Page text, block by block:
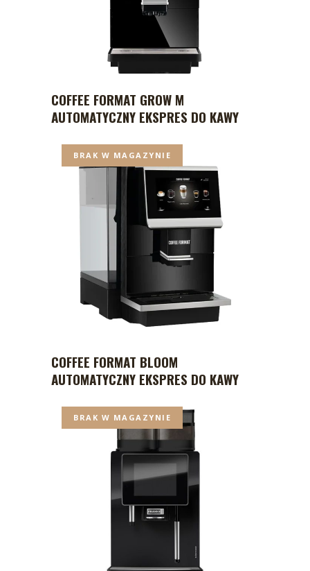
COFFEE FORMAT GROW M
AUTOMATYCZNY EKSPRES DO KAWY
BRAK W MAGAZYNIE
COFFEE FORMAT BLOOM
AUTOMATYCZNY EKSPRES DO KAWY
BRAK W MAGAZYNIE